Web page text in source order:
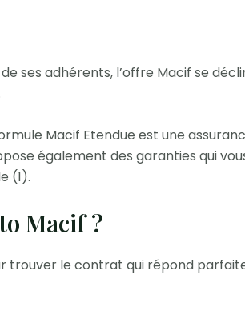
ses adhérents, l’offre Macif se
Macif Etendue est une
également des garanties qui
(1).
Macif ?
trouver le contrat qui répond